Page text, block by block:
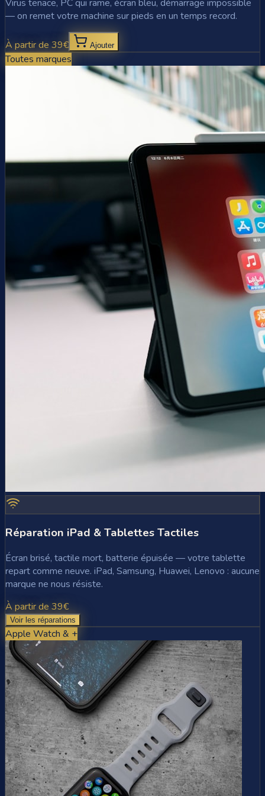
Virus tenace, PC qui rame, écran bleu, démarrage impossible
— on remet votre machine sur pieds en un temps record.
À partir de 39€ Ajouter
Toutes marques
Réparation iPad & Tablettes Tactiles
Écran brisé, tactile mort, batterie épuisée — votre tablette
repart comme neuve. iPad, Samsung, Huawei, Lenovo : aucune
marque ne nous résiste.
À partir de 39€
Voir les réparations
Apple Watch & +